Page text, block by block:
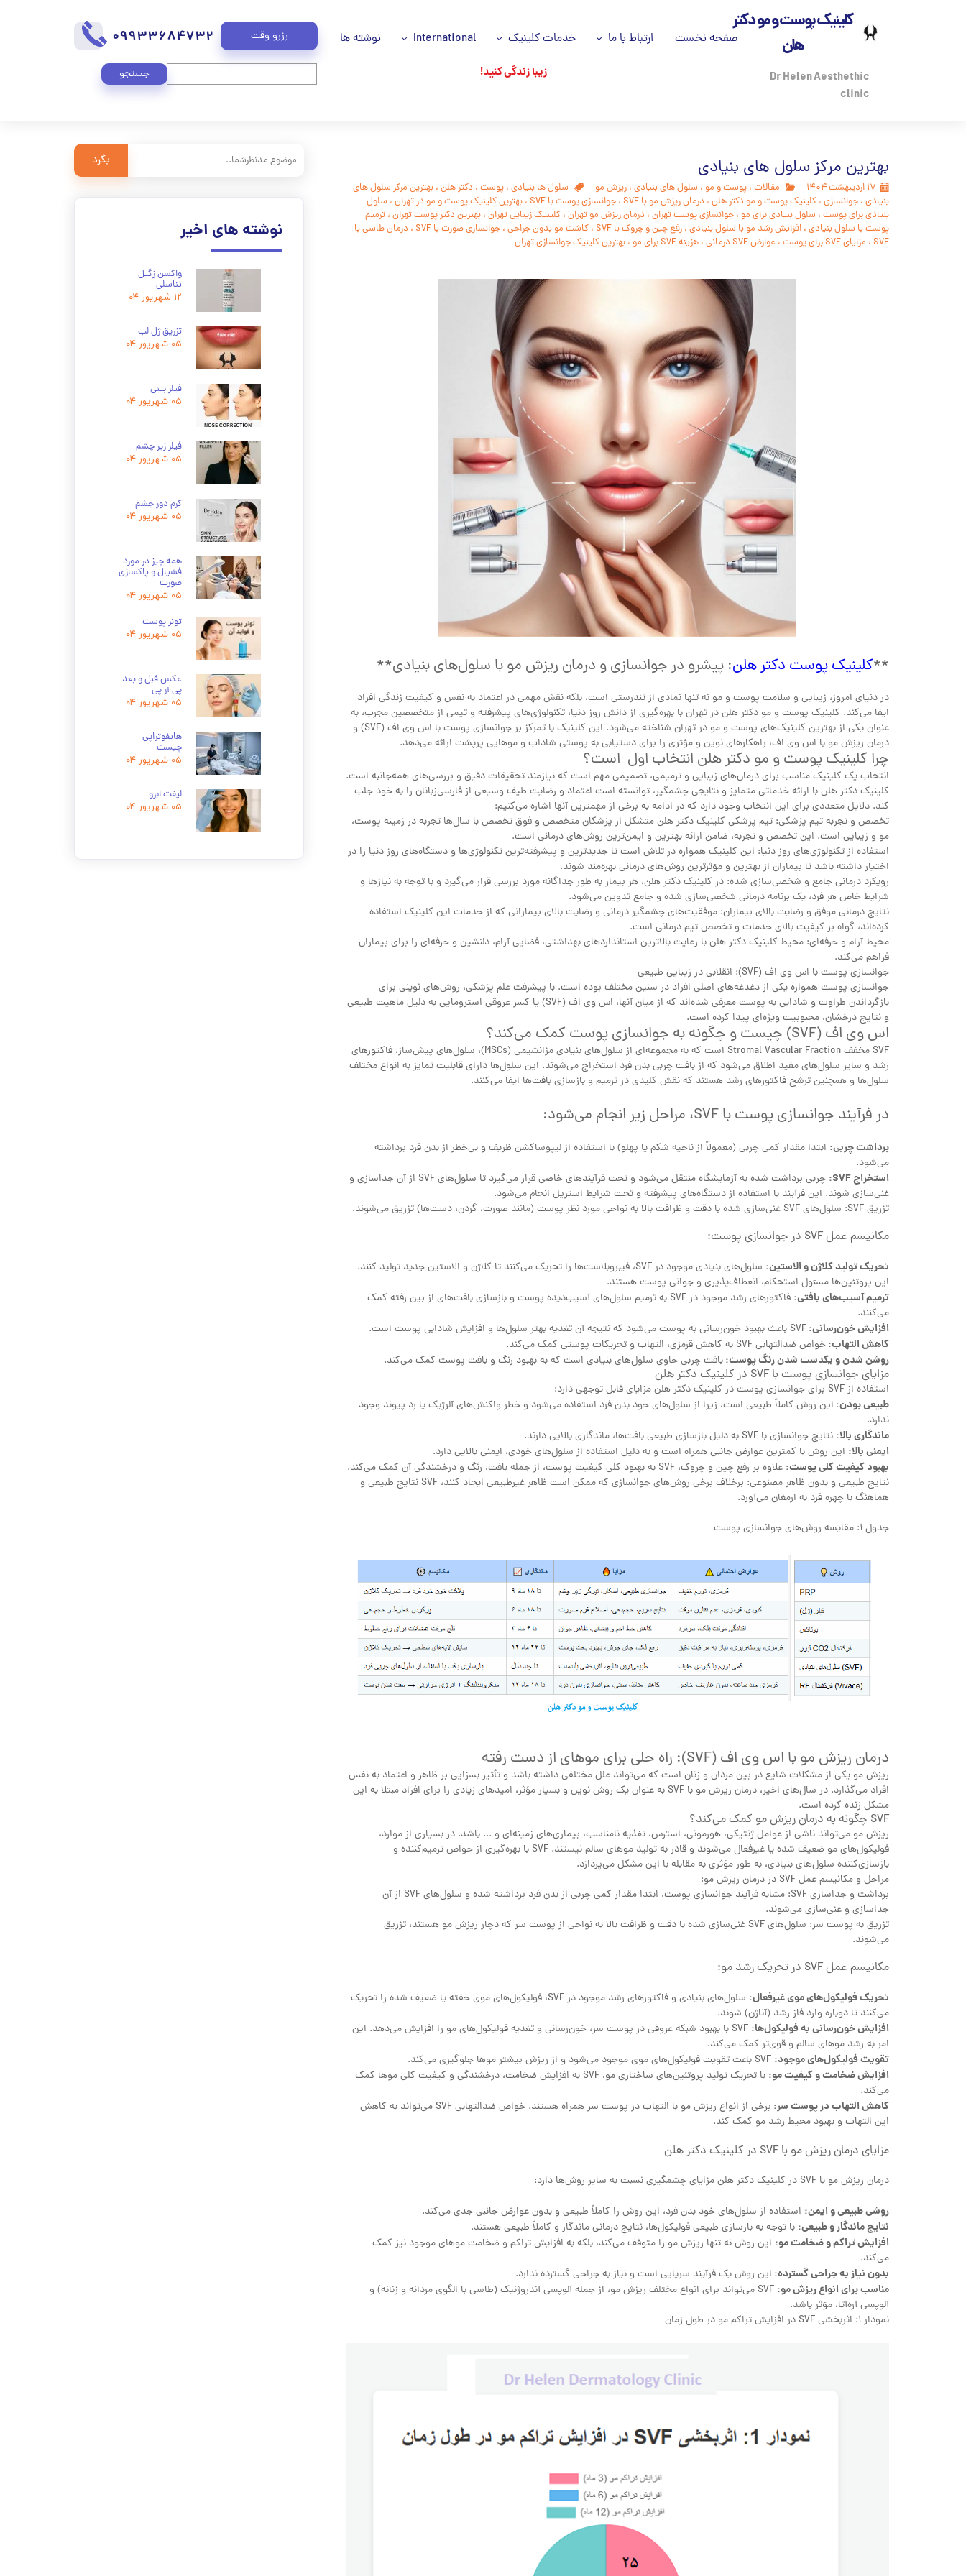
Dr Helen Aesthethic
clinic
کلینیک پوست و مو دکتر
هلن
رزرو وقت 09933684732 صفحه نخست ارتباط با ما
پزشکان ما
خدمات کلینیک
خدمات ما
جایگزین های جراحی
تزریقات زیبایی
پاکسازی تخصصی پوست
درمان دارویی
مراقبت های خانگی Home care
برداشتن خال و درمان لک و جوش
درمان زگیل تناسلی
International نوشته ها
جستجو زیبا زندگی کنید!
بهترین مرکز سلول های بنیادی
۱۷ اردیبهشت ۱۴۰۴ مقالات ، پوست و مو ، سلول های بنیادی ، ریزش مو سلول ها بنیادی ، پوست ، دکتر هلن ، بهترین مرکز سلول های
بنیادی ، جوانسازی ، کلینیک پوست و مو دکتر هلن ، درمان ریزش مو با SVF ، جوانسازی پوست با SVF ، بهترین کلینیک پوست و مو در تهران ، سلول
بنیادی برای پوست ، سلول بنیادی برای مو ، جوانسازی پوست تهران ، درمان ریزش مو تهران ، کلینیک زیبایی تهران ، بهترین دکتر پوست تهران ، ترمیم
پوست با سلول بنیادی ، افزایش رشد مو با سلول بنیادی ، رفع چین و چروک با SVF ، کاشت مو بدون جراحی ، جوانسازی صورت با SVF ، درمان طاسی با
SVF ، مزایای SVF برای پوست ، عوارض SVF درمانی ، هزینه SVF برای مو ، بهترین کلینیک جوانسازی تهران
**کلینیک پوست دکتر هلن: پیشرو در جوانسازی و درمان ریزش مو با سلول‌های بنیادی**
در دنیای امروز، زیبایی و سلامت پوست و مو نه تنها نمادی از تندرستی است، بلکه نقش مهمی در اعتماد به نفس و کیفیت زندگی افراد
ایفا می‌کند. کلینیک پوست و مو دکتر هلن در تهران با بهره‌گیری از دانش روز دنیا، تکنولوژی‌های پیشرفته و تیمی از متخصصین مجرب، به
عنوان یکی از بهترین کلینیک‌های پوست و مو در تهران شناخته می‌شود. این کلینیک با تمرکز بر جوانسازی پوست با اس وی اف (SVF) و
درمان ریزش مو با اس وی اف، راهکارهای نوین و مؤثری را برای دستیابی به پوستی شاداب و موهایی پرپشت ارائه می‌دهد.
چرا کلینیک پوست و مو دکتر هلن انتخاب اول است؟
انتخاب یک کلینیک مناسب برای درمان‌های زیبایی و ترمیمی، تصمیمی مهم است که نیازمند تحقیقات دقیق و بررسی‌های همه‌جانبه است.
کلینیک دکتر هلن با ارائه خدماتی متمایز و نتایجی چشمگیر، توانسته است اعتماد و رضایت طیف وسیعی از فارسی‌زبانان را به خود جلب
کند. دلایل متعددی برای این انتخاب وجود دارد که در ادامه به برخی از مهمترین آنها اشاره می‌کنیم:
تخصص و تجربه تیم پزشکی: تیم پزشکی کلینیک دکتر هلن متشکل از پزشکان متخصص و فوق تخصص با سال‌ها تجربه در زمینه پوست،
مو و زیبایی است. این تخصص و تجربه، ضامن ارائه بهترین و ایمن‌ترین روش‌های درمانی است.
استفاده از تکنولوژی‌های روز دنیا: این کلینیک همواره در تلاش است تا جدیدترین و پیشرفته‌ترین تکنولوژی‌ها و دستگاه‌های روز دنیا را در
اختیار داشته باشد تا بیماران از بهترین و مؤثرترین روش‌های درمانی بهره‌مند شوند.
رویکرد درمانی جامع و شخصی‌سازی شده: در کلینیک دکتر هلن، هر بیمار به طور جداگانه مورد بررسی قرار می‌گیرد و با توجه به نیازها و
شرایط خاص هر فرد، یک برنامه درمانی شخصی‌سازی شده و جامع تدوین می‌شود.
نتایج درمانی موفق و رضایت بالای بیماران: موفقیت‌های چشمگیر درمانی و رضایت بالای بیمارانی که از خدمات این کلینیک استفاده
کرده‌اند، گواه بر کیفیت بالای خدمات و تخصص تیم درمانی است.
محیط آرام و حرفه‌ای: محیط کلینیک دکتر هلن با رعایت بالاترین استانداردهای بهداشتی، فضایی آرام، دلنشین و حرفه‌ای را برای بیماران
فراهم می‌کند.
جوانسازی پوست با اس وی اف (SVF): انقلابی در زیبایی طبیعی
جوانسازی پوست همواره یکی از دغدغه‌های اصلی افراد در سنین مختلف بوده است. با پیشرفت علم پزشکی، روش‌های نوینی برای
بازگرداندن طراوت و شادابی به پوست معرفی شده‌اند که از میان آنها، اس وی اف (SVF) یا کسر عروقی استرومایی به دلیل ماهیت طبیعی
و نتایج درخشان، محبوبیت ویژه‌ای پیدا کرده است.
اس وی اف (SVF) چیست و چگونه به جوانسازی پوست کمک می‌کند؟
SVF مخفف Stromal Vascular Fraction است که به مجموعه‌ای از سلول‌های بنیادی مزانشیمی (MSCs)، سلول‌های پیش‌ساز، فاکتورهای
رشد و سایر سلول‌های مفید اطلاق می‌شود که از بافت چربی بدن فرد استخراج می‌شوند. این سلول‌ها دارای قابلیت تمایز به انواع مختلف
سلول‌ها و همچنین ترشح فاکتورهای رشد هستند که نقش کلیدی در ترمیم و بازسازی بافت‌ها ایفا می‌کنند.
در فرآیند جوانسازی پوست با SVF، مراحل زیر انجام می‌شود:
برداشت چربی: ابتدا مقدار کمی چربی (معمولاً از ناحیه شکم یا پهلو) با استفاده از لیپوساکشن ظریف و بی‌خطر از بدن فرد برداشته
می‌شود.
استخراج SVF:
چربی برداشت شده به آزمایشگاه منتقل می‌شود و تحت فرآیندهای خاصی قرار می‌گیرد تا سلول‌های SVF از آن جداسازی و
غنی‌سازی شوند. این فرآیند با استفاده از دستگاه‌های پیشرفته و تحت شرایط استریل انجام می‌شود.
تزریق SVF: سلول‌های SVF غنی‌سازی شده با دقت و ظرافت بالا به نواحی مورد نظر پوست (مانند صورت، گردن، دست‌ها) تزریق می‌شوند.
مکانیسم عمل SVF در جوانسازی پوست:
تحریک تولید کلاژن و الاستین:
سلول‌های بنیادی موجود در SVF، فیبروبلاست‌ها را تحریک می‌کنند تا کلاژن و الاستین جدید تولید کنند.
این پروتئین‌ها مسئول استحکام، انعطاف‌پذیری و جوانی پوست هستند.
ترمیم آسیب‌های بافتی:
فاکتورهای رشد موجود در SVF به ترمیم سلول‌های آسیب‌دیده پوست و بازسازی بافت‌های از بین رفته کمک
می‌کنند.
افزایش خون‌رسانی:SVF باعث بهبود خون‌رسانی به پوست می‌شود که نتیجه آن تغذیه بهتر سلول‌ها و افزایش شادابی پوست است.
کاهش التهاب:خواص ضدالتهابی SVF به کاهش قرمزی، التهاب و تحریکات پوستی کمک می‌کند.
روشن شدن و یکدست شدن رنگ پوست:بافت چربی حاوی سلول‌های بنیادی است که به بهبود رنگ و بافت پوست کمک می‌کند.
مزایای جوانسازی پوست با SVF در کلینیک دکتر هلن
استفاده از SVF برای جوانسازی پوست در کلینیک دکتر هلن مزایای قابل توجهی دارد:
طبیعی بودن: این روش کاملاً طبیعی است، زیرا از سلول‌های خود بدن فرد استفاده می‌شود و خطر واکنش‌های آلرژیک یا رد پیوند وجود
ندارد.
ماندگاری بالا: نتایج جوانسازی با SVF به دلیل بازسازی طبیعی بافت‌ها، ماندگاری بالایی دارند.
ایمنی بالا: این روش با کمترین عوارض جانبی همراه است و به دلیل استفاده از سلول‌های خودی، ایمنی بالایی دارد.
بهبود کیفیت کلی پوست: علاوه بر رفع چین و چروک، SVF به بهبود کلی کیفیت پوست، از جمله بافت، رنگ و درخشندگی آن کمک می‌کند.
نتایج طبیعی و بدون ظاهر مصنوعی: برخلاف برخی روش‌های جوانسازی که ممکن است ظاهر غیرطبیعی ایجاد کنند، SVF نتایج طبیعی و
هماهنگ با چهره فرد به ارمغان می‌آورد.
جدول 1: مقایسه روش‌های جوانسازی پوست
درمان ریزش مو با اس وی اف (SVF): راه حلی برای موهای از دست رفته
ریزش مو یکی از مشکلات شایع در بین مردان و زنان است که می‌تواند علل مختلفی داشته باشد و تأثیر بسزایی بر ظاهر و اعتماد به نفس
افراد می‌گذارد. در سال‌های اخیر، درمان ریزش مو با SVF به عنوان یک روش نوین و بسیار مؤثر، امیدهای زیادی را برای افراد مبتلا به این
مشکل زنده کرده است.
SVF چگونه به درمان ریزش مو کمک می‌کند؟
ریزش مو می‌تواند ناشی از عوامل ژنتیکی، هورمونی، استرس، تغذیه نامناسب، بیماری‌های زمینه‌ای و ... باشد. در بسیاری از موارد،
فولیکول‌های مو ضعیف شده یا غیرفعال می‌شوند و قادر به تولید موهای سالم نیستند. SVF با بهره‌گیری از خواص ترمیم‌کننده و
بازسازی‌کننده سلول‌های بنیادی، به طور مؤثری به مقابله با این مشکل می‌پردازد.
مراحل و مکانیسم عمل SVF در درمان ریزش مو:
برداشت و جداسازی SVF: مشابه فرآیند جوانسازی پوست، ابتدا مقدار کمی چربی از بدن فرد برداشته شده و سلول‌های SVF از آن
جداسازی و غنی‌سازی می‌شوند.
تزریق به پوست سر: سلول‌های SVF غنی‌سازی شده با دقت و ظرافت بالا به نواحی از پوست سر که دچار ریزش مو هستند، تزریق
می‌شوند.
مکانیسم عمل SVF در تحریک رشد مو:
تحریک فولیکول‌های موی غیرفعال:
سلول‌های بنیادی و فاکتورهای رشد موجود در SVF، فولیکول‌های موی خفته یا ضعیف شده را تحریک
می‌کنند تا دوباره وارد فاز رشد (آناژن) شوند.
افزایش خون‌رسانی به فولیکول‌ها:
SVF با بهبود شبکه عروقی در پوست سر، خون‌رسانی و تغذیه فولیکول‌های مو را افزایش می‌دهد. این
امر به رشد موهای سالم و قوی‌تر کمک می‌کند.
تقویت فولیکول‌های موجود:
افزایش ضخامت و کیفیت مو:
با تحریک تولید پروتئین‌های ساختاری مو، SVF به افزایش ضخامت، درخشندگی و کیفیت کلی موها کمک
می‌کند.
کاهش التهاب در پوست سر:
برخی از انواع ریزش مو با التهاب در پوست سر همراه هستند. خواص ضدالتهابی SVF می‌تواند به کاهش
این التهاب و بهبود محیط رشد مو کمک کند.
مزایای درمان ریزش مو با SVF در کلینیک دکتر هلن
درمان ریزش مو با SVF در کلینیک دکتر هلن مزایای چشمگیری نسبت به سایر روش‌ها دارد:
روشی طبیعی و ایمن: استفاده از سلول‌های خود بدن فرد، این روش را کاملاً طبیعی و بدون عوارض جانبی جدی می‌کند.
نتایج ماندگار و طبیعی: با توجه به بازسازی طبیعی فولیکول‌ها، نتایج درمانی ماندگار و کاملاً طبیعی هستند.
افزایش تراکم و ضخامت مو: این روش نه تنها ریزش مو را متوقف می‌کند، بلکه به افزایش تراکم و ضخامت موهای موجود نیز کمک
می‌کند.
بدون نیاز به جراحی گسترده: این روش یک فرآیند سرپایی است و نیاز به جراحی گسترده ندارد.
مناسب برای انواع ریزش مو:
SVF می‌تواند برای انواع مختلف ریزش مو، از جمله آلوپسی آندروژنیک (طاسی با الگوی مردانه و زنانه) و
آلوپسی آره‌آتا، مؤثر باشد.
نمودار 1: اثربخشی SVF در افزایش تراکم مو در طول زمان
نوشته های اخیر
واکسن زگیل
تناسلی
۱۲ شهریور ۰۴
تزریق ژل لب
۰۵ شهریور ۰۴
فیلر بینی
۰۵ شهریور ۰۴
فیلر زیر چشم
۰۵ شهریور ۰۴
کرم دور جشم
۰۵ شهریور ۰۴
همه چیز در مورد
فشیال و پاکسازی
صورت
۰۵ شهریور ۰۴
تونر پوست
۰۵ شهریور ۰۴
عکس قبل و بعد
پی آر پی
۰۵ شهریور ۰۴
هایفوتراپی
چیست
۰۵ شهریور ۰۴
لیفت ابرو
۰۵ شهریور ۰۴
بگرد